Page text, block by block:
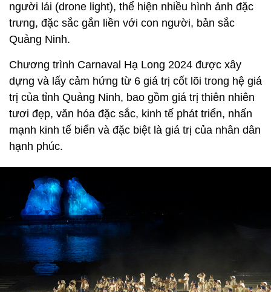
người lái (drone light), thể hiện nhiều hình ảnh đặc
trưng, đặc sắc gắn liền với con người, bản sắc
Quảng Ninh.
Chương trình Carnaval Hạ Long 2024 được xây
dựng và lấy cảm hứng từ 6 giá trị cốt lõi trong hệ giá
trị của tỉnh Quảng Ninh, bao gồm giá trị thiên nhiên
tươi đẹp, văn hóa đặc sắc, kinh tế phát triển, nhấn
mạnh kinh tế biển và đặc biệt là giá trị của nhân dân
hạnh phúc.